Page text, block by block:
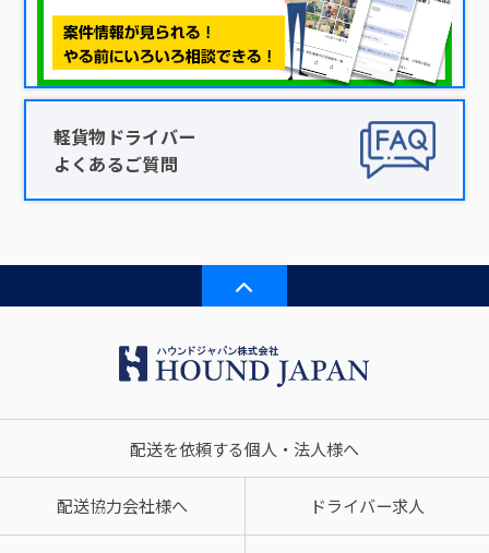
軽貨物ドライバー
よくあるご質問
配送を依頼する個人・法人様へ
配送協力会社様へ ドライバー求人